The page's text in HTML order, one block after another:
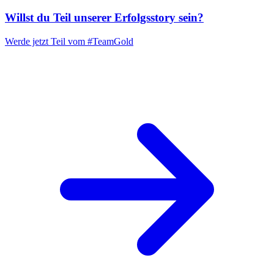
Willst du Teil unserer Erfolgsstory sein?
Werde jetzt Teil vom #TeamGold